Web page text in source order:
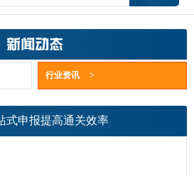
新闻动态
行业资讯 >
式申报提高通关效率